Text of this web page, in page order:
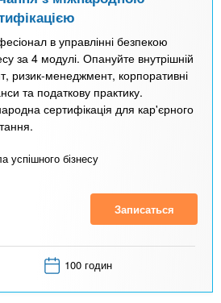
в управлінні безпекою
за 4 модулі. Опануйте внутрішній
ризик-менеджмент, корпоративні
та податкову практику.
сертифікація для кар'єрного
успішного бізнесу
Записаться
100 годин